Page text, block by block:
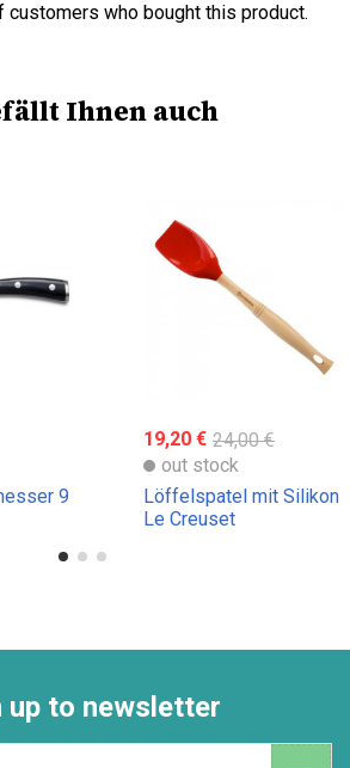
customers who bought this product.
Ihnen auch
9
19,20 € 24,00 €
out stock
Löffelspatel mit Silikon
Le Creuset
up to newsletter